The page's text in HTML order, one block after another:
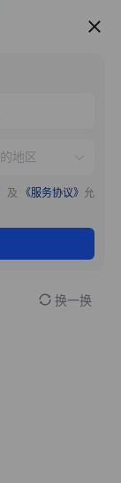
服务推荐
及 《服务协议》 允
换一换